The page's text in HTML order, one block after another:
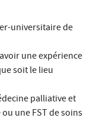
universitaire de
une expérience
soit le lieu
palliative et
une FST de soins